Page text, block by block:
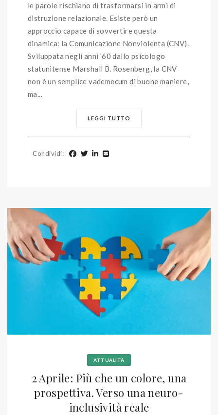
le parole rischiano di trasformarsi in armi di
distruzione relazionale. Esiste però un
approccio capace di sovvertire questa
dinamica: la Comunicazione Nonviolenta (CNV).
Sviluppata negli anni ’60 dallo psicologo
statunitense Marshall B. Rosenberg, la CNV
non è un semplice vademecum di buone maniere,
ma...
LEGGI TUTTO
Condividi:
ATTUALITÀ
2 Aprile: Più che un colore, una
prospettiva. Verso una neuro-
inclusività reale